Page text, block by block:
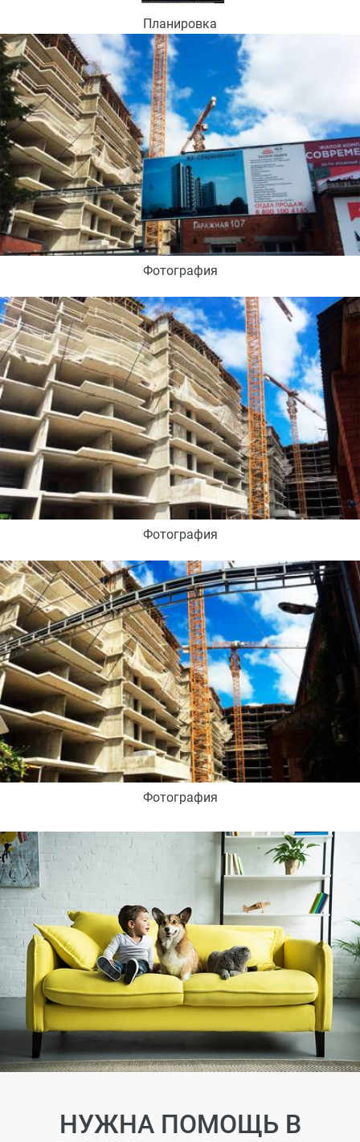
Планировка
Фотография
Фотография
Фотография
НУЖНА ПОМОЩЬ В